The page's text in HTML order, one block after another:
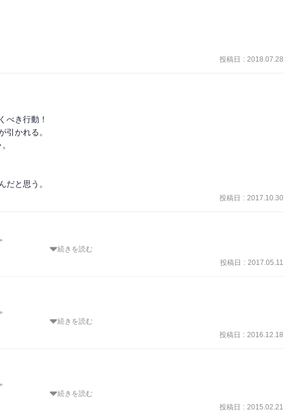
投稿日 : 2018.07.28
べき行動！
引かれる。
だと思う。
投稿日 : 2017.10.30
が近付く。ルフィ・エース、この戦争に関わった全ての者達の運命は!?
受ける!!（Amazon紹介より）
続きを読む
投稿日 : 2017.05.11
抜かれたエース。
るなら本望か？
が、
ースの行ける意思として！
すよ！
続きを読む
投稿日 : 2016.12.18
まで読めたことは幸運だった。いやー、これは確かに面白い漫画だ。今ま
れは面白い！アツい！！
続きを読む
投稿日 : 2015.02.21